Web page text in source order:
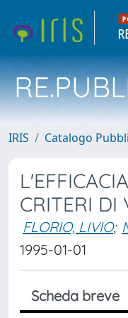
IRIS Catalogo
CRITERI DI
FLORIO, LIVIO;
1995-01-01
Scheda breve